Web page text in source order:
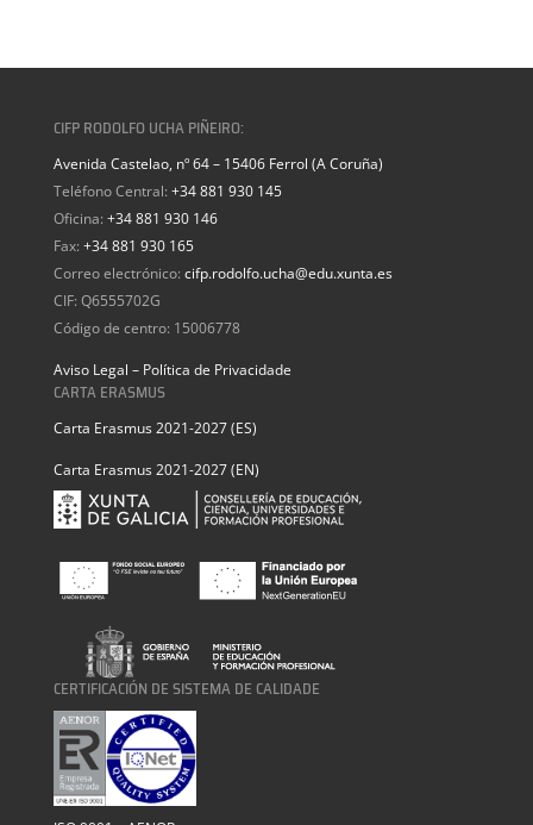
CIFP RODOLFO UCHA PIÑEIRO:
Avenida Castelao, nº 64 – 15406 Ferrol (A Coruña)
Teléfono Central: +34 881 930 145
Oficina: +34 881 930 146
Fax: +34 881 930 165
Correo electrónico: cifp.rodolfo.ucha@edu.xunta.es
CIF: Q6555702G
Código de centro: 15006778
Aviso Legal – Política de Privacidade
CARTA ERASMUS
Carta Erasmus 2021-2027 (ES)
Carta Erasmus 2021-2027 (EN)
CERTIFICACIÓN DE SISTEMA DE CALIDADE